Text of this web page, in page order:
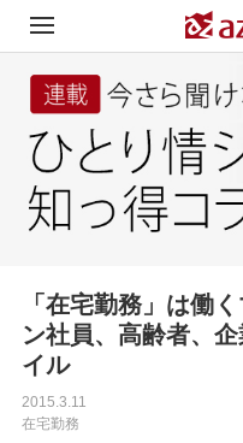
「在宅勤務」は働
ン社員、高齢者、
イル
2015.3.11
在宅勤務